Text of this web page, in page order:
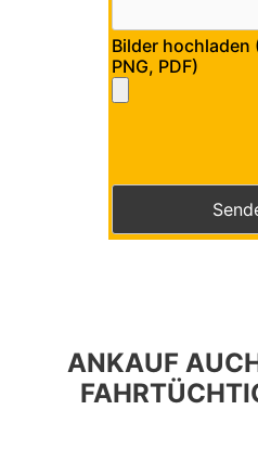
Bilder hochladen
PNG, PDF)
Bitte lasse dieses
ANKAUF